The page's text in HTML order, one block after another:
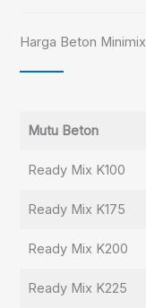
Harga Beton Minimix
Mutu Beton
Ready Mix K100
Ready Mix K175
Ready Mix K200
Ready Mix K225